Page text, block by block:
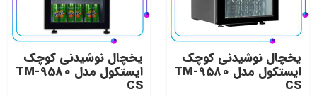
یخچال نوشیدنی کوچک
ایستکول مدل TM-9580
CS
یخچال نوشیدنی کوچک
ایستکول مدل TM-9580
CS